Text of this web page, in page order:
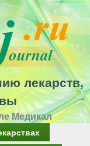
лекарств,
Медикал